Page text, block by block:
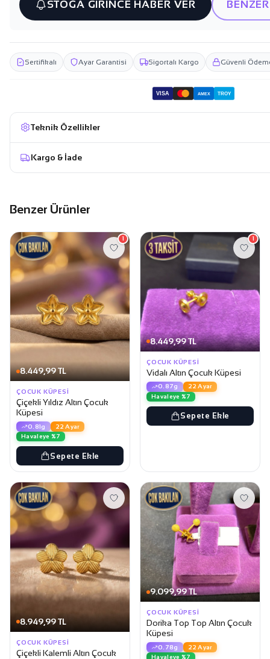
STOĞA GİRİNCE HABER VER
Sertifikalı Ayar Garantisi Sigortalı Kargo Güvenli
VISA AMEX TROY
Teknik Özellikler
Kargo & İade
Benzer Ürünler
8.449,99 TL
1
ÇOCUK KÜPESI
Çiçekli Yıldız Altın Çocuk
Küpesi
0.81g
22 Ayar
Havaleye %7
Sepete Ekle
8.449,99 TL
1
ÇOCUK KÜPESI
Vidalı Altın Çocuk Küpesi
0.87g
22 Ayar
Havaleye %7
Sepete Ekle
8.949,99 TL
ÇOCUK KÜPESI
Çiçekli Kalemli Altın Çocuk
9.099,99 TL
ÇOCUK KÜPESI
Dorika Top Top Altın Çocuk
Küpesi
0.78g
22 Ayar
Havaleye %7